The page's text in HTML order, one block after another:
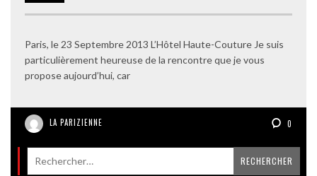
Paris, le 23 Septembre 2013 L’Hôtel Haute-Couture Je suis
particulièrement heureuse de la rencontre que je vous
propose aujourd’hui, car
LA PARIZIENNE 0